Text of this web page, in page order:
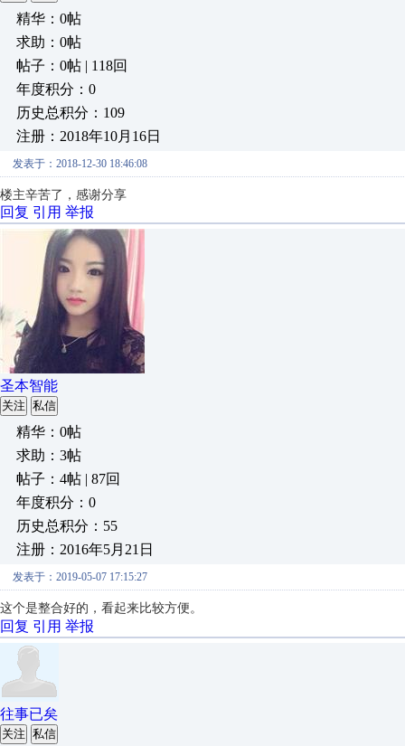
精华：0帖
求助：0帖
帖子：0帖 | 118回
年度积分：0
历史总积分：109
注册：2018年10月16日
发表于：2018-12-30 18:46:08
楼主辛苦了，感谢分享
回复 引用 举报
圣本智能
关注 私信
精华：0帖
求助：3帖
帖子：4帖 | 87回
年度积分：0
历史总积分：55
注册：2016年5月21日
发表于：2019-05-07 17:15:27
这个是整合好的，看起来比较方便。
回复 引用 举报
往事已矣
关注 私信